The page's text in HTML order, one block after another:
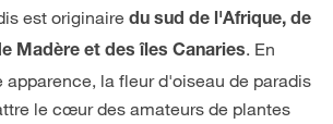
est originaire du sud de l'Afrique, de
Madère et des îles Canaries. En
apparence, la fleur d'oiseau de paradis
le cœur des amateurs de plantes